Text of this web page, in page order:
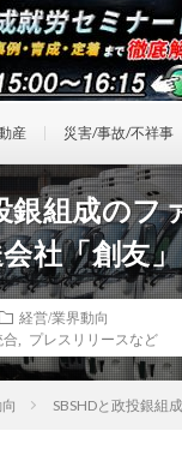
産 災害/事故/不祥事
銀組成のフ
社「創友
経営/業界動向
合
プレスリリースなど
SBSHDと政投銀組